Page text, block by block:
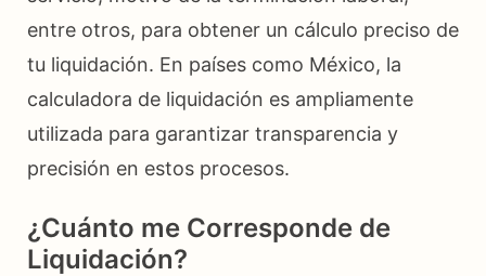
entre otros, para obtener un cálculo preciso de
tu liquidación. En países como México, la
calculadora de liquidación es ampliamente
utilizada para garantizar transparencia y
precisión en estos procesos.
¿Cuánto me Corresponde de
Liquidación?